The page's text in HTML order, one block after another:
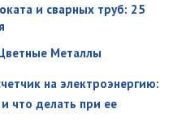
и сварных труб: 25
Металлы
на электроэнергию:
что делать при ее